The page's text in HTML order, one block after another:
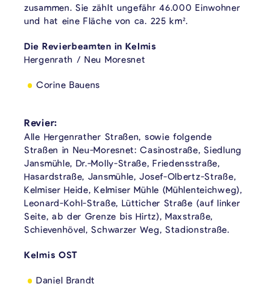
zusammen. Sie zählt ungefähr 46.000 Einwohner
und hat eine Fläche von ca. 225 km².
Die Revierbeamten in Kelmis
Hergenrath / Neu Moresnet
Corine Bauens
Revier:
Alle Hergenrather Straßen, sowie folgende
Straßen in Neu-Moresnet: Casinostraße, Siedlung
Jansmühle, Dr.-Molly-Straße, Friedensstraße,
Hasardstraße, Jansmühle, Josef-Olbertz-Straße,
Kelmiser Heide, Kelmiser Mühle (Mühlenteichweg),
Leonard-Kohl-Straße, Lütticher Straße (auf linker
Seite, ab der Grenze bis Hirtz), Maxstraße,
Schievenhövel, Schwarzer Weg, Stadionstraße.
Kelmis OST
Daniel Brandt